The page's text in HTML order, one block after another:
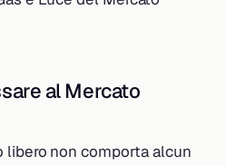
al Mercato
libero non comporta alcun